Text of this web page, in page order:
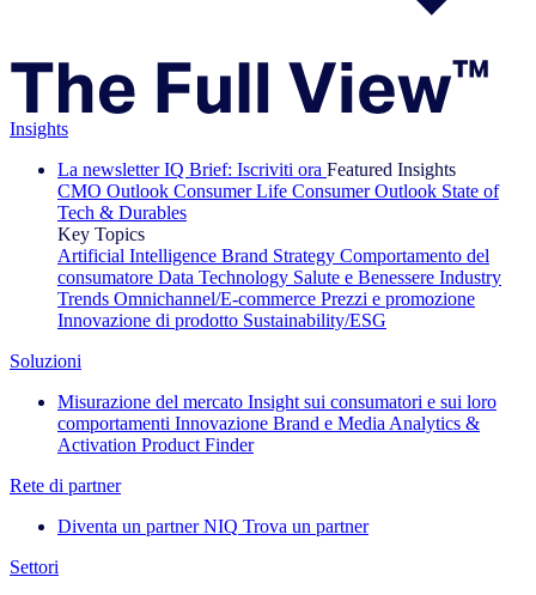
Insights
La newsletter IQ Brief: Iscriviti ora Featured Insights
CMO Outlook Consumer Life Consumer Outlook State of
Tech & Durables
Key Topics
Artificial Intelligence Brand Strategy Comportamento del
consumatore Data Technology Salute e Benessere Industry
Trends Omnichannel/E-commerce Prezzi e promozione
Innovazione di prodotto Sustainability/ESG
Soluzioni
Misurazione del mercato Insight sui consumatori e sui loro
comportamenti Innovazione Brand e Media Analytics &
Activation Product Finder
Rete di partner
Diventa un partner NIQ Trova un partner
Settori